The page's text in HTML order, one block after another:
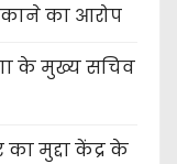
का आरोप
के मुख्य सचिव
का मुद्दा केंद्र के